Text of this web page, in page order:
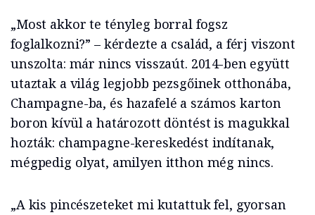
„Most akkor te tényleg borral fogsz
foglalkozni?” – kérdezte a család, a férj viszont
unszolta: már nincs visszaút. 2014-ben együtt
utaztak a világ legjobb pezsgőinek otthonába,
Champagne-ba, és hazafelé a számos karton
boron kívül a határozott döntést is magukkal
hozták: champagne-kereskedést indítanak,
mégpedig olyat, amilyen itthon még nincs.
„A kis pincészeteket mi kutattuk fel, gyorsan